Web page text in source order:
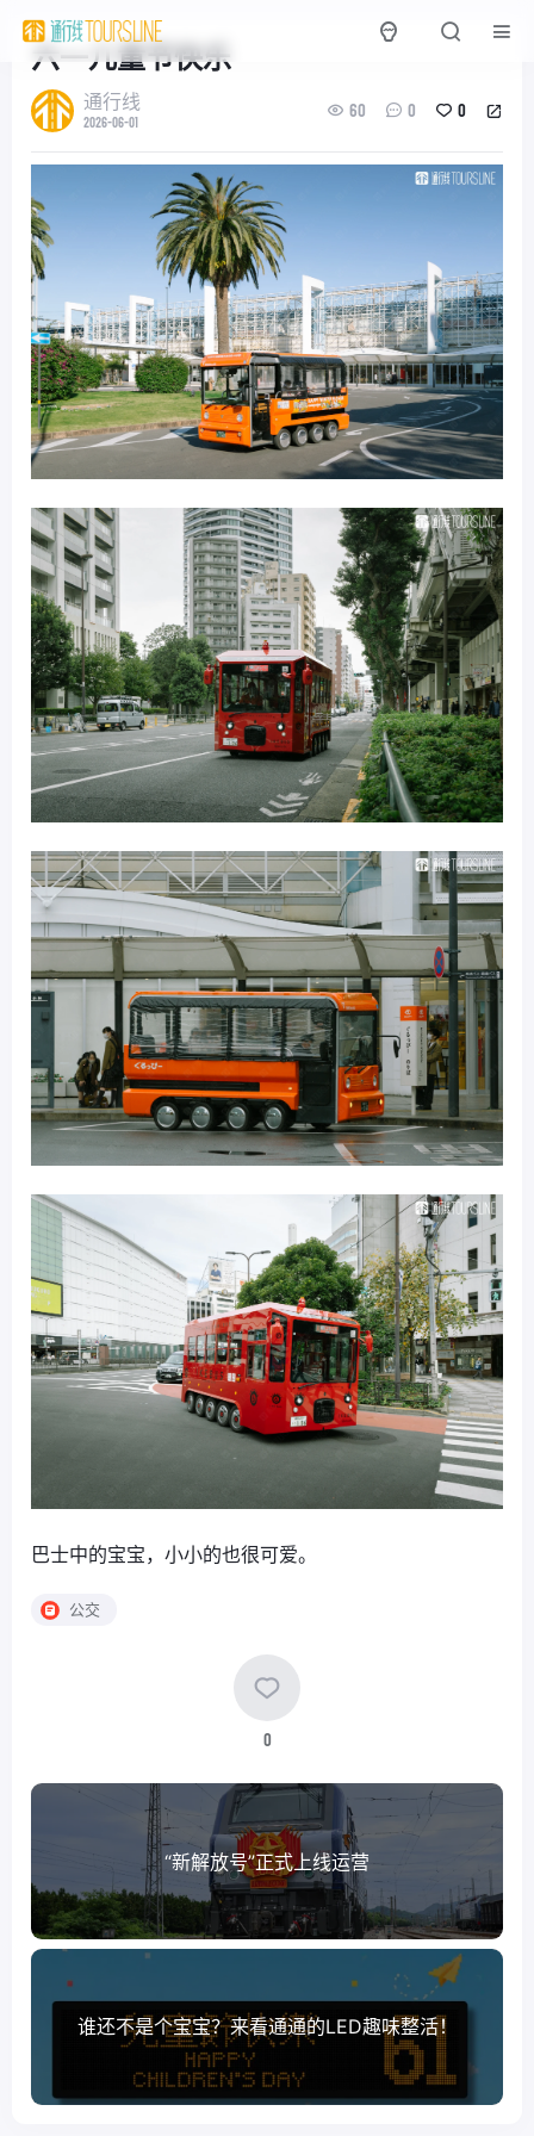
六一儿童节快乐
通行线
2026-06-01
60 0 0
巴士中的宝宝，小小的也很可爱。
公交
0
“新解放号”正式上线运营
谁还不是个宝宝？来看通通的LED趣味整活！